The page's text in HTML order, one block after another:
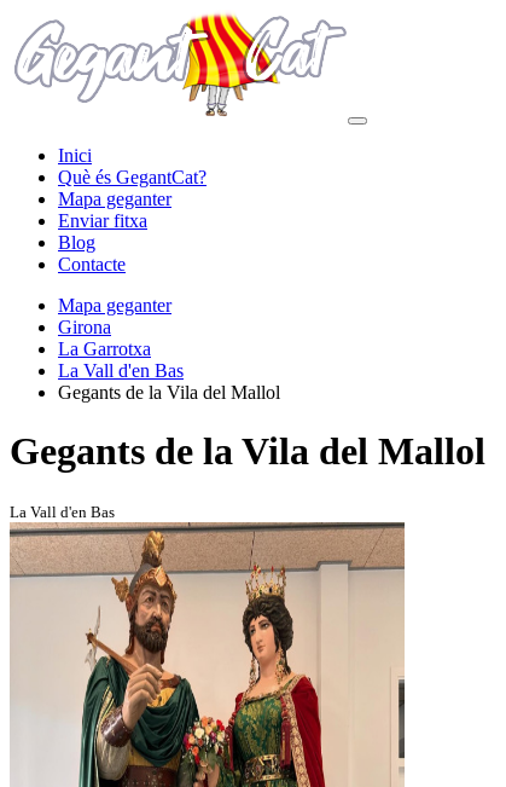
Inici
Què és GegantCat?
Mapa geganter
Enviar fitxa
Blog
Contacte
Mapa geganter
Girona
La Garrotxa
La Vall d'en Bas
Gegants de la Vila del Mallol
Gegants de la Vila del Mallol
La Vall d'en Bas